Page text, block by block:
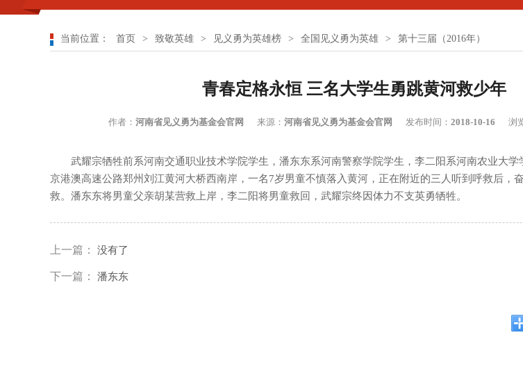
当前位置： 首页 > 致敬英雄 > 见义勇为英雄榜 > 全国见义勇为英雄 > 第十三届（2016年）
青春定格永恒 三名大学生勇跳黄河救少年
作者： 河南省见义勇为基金会官网 来源： 河南省见义勇为基金会官网 发布时间： 2018-10-16 浏
武耀宗牺牲前系河南交通职业技术学院学生，潘东东系河南警察学院学生，李二阳系河南农业大学
京港澳高速公路郑州刘江黄河大桥西南岸，一名7岁男童不慎落入黄河，正在附近的三人听到呼救后，
救。潘东东将男童父亲胡某营救上岸，李二阳将男童救回，武耀宗终因体力不支英勇牺牲。
上一篇： 没有了
下一篇： 潘东东